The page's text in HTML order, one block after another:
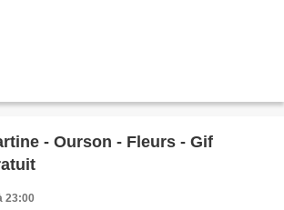
- Ourson - Fleurs - Gif
23:00